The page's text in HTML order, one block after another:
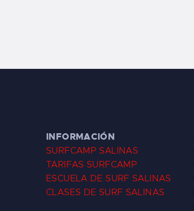
INFORMACIÓN
SURFCAMP SALINAS
TARIFAS SURFCAMP
ESCUELA DE SURF SALINAS
CLASES DE SURF SALINAS